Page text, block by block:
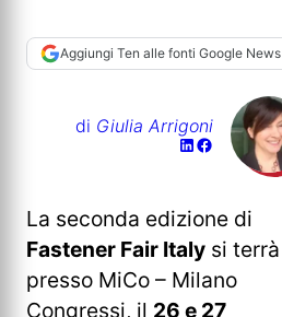
Aggiungi Ten alle fonti Google News
di Giulia Arrigoni
La seconda edizione di
Fastener Fair Italy si terrà
presso MiCo – Milano
Congressi, il 26 e 27